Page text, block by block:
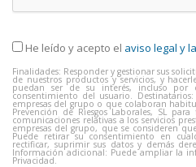
He leído y acepto el aviso legal y
Finalidades: Responder y gestionar sus
de nuestros productos y servicios, y
puedan ser de su interés, incluso por
consentimiento del usuario.
empresas del grupo o que colaboran
Prevención de Riesgos Laborales, SL
comunicaciones relativas a los servicios
empresas del grupo, que se consideren
Puede retirar su consentimiento en
rectificar, suprimir sus datos y demás
Información adicional: Puede ampliar la
Privacidad.